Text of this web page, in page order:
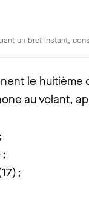
un bref instant,
le huitième
au volant,
;